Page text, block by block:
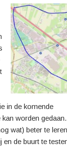
in de komende
worden
wat) beter te
en de buurt te